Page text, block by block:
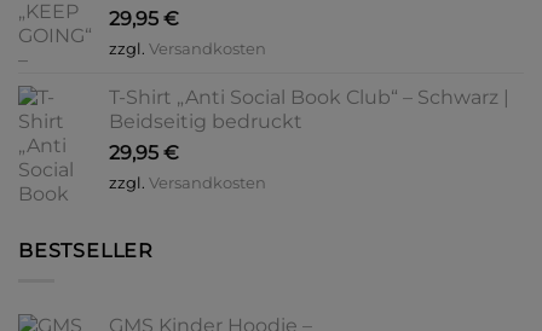
29,95 €
zzgl. Versandkosten
T-Shirt „Anti Social Book Club“ – Schwarz |
Beidseitig bedruckt
29,95 €
zzgl. Versandkosten
BESTSELLER
GMS Kinder Hoodie –